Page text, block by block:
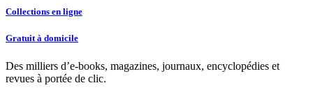
Collections en ligne
Gratuit à domicile
Des milliers d’e-books, magazines, journaux, encyclopédies et
revues à portée de clic.